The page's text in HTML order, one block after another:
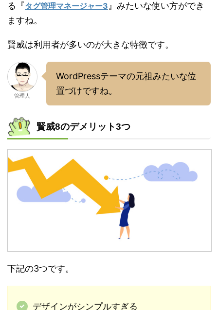
る『タグ管理マネージャー3』みたいな使い方ができ
ますね。
賢威は利用者が多いのが大きな特徴です。
管理人
WordPressテーマの元祖みたいな位
置づけですね。
賢威8のデメリット3つ
下記の3つです。
デザインがシンプルすぎる